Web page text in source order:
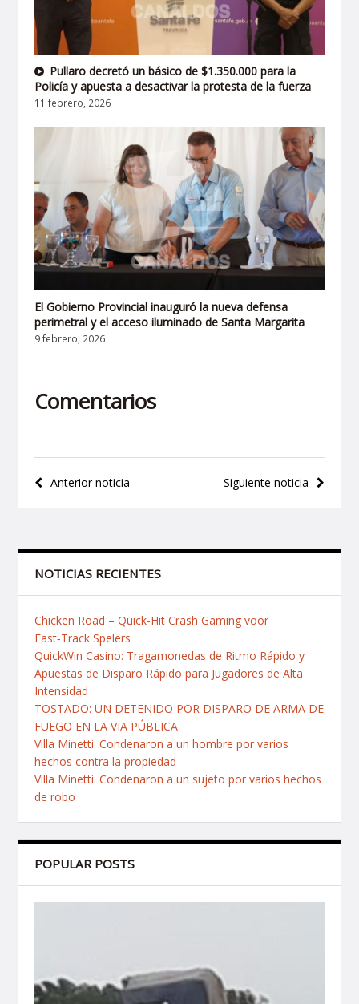
Pullaro decretó un básico de $1.350.000 para la
Policía y apuesta a desactivar la protesta de la fuerza
11 febrero, 2026
El Gobierno Provincial inauguró la nueva defensa
perimetral y el acceso iluminado de Santa Margarita
9 febrero, 2026
Comentarios
Navegación
de
Siguiente noticia
Anterior noticia
NOTICIAS RECIENTES
Chicken Road – Quick‑Hit Crash Gaming voor
Fast‑Track Spelers
QuickWin Casino: Tragamonedas de Ritmo Rápido y
Apuestas de Disparo Rápido para Jugadores de Alta
Intensidad
TOSTADO: UN DETENIDO POR DISPARO DE ARMA DE
FUEGO EN LA VIA PÚBLICA
Villa Minetti: Condenaron a un hombre por varios
hechos contra la propiedad
Villa Minetti: Condenaron a un sujeto por varios hechos
de robo
POPULAR POSTS